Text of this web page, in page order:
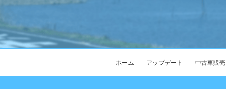
ホーム アップデート 中古車販売